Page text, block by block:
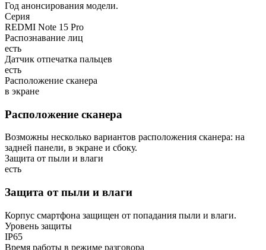
Год анонсирования модели.
Серия
REDMI Note 15 Pro
Распознавание лиц
есть
Датчик отпечатка пальцев
есть
Расположение сканера
в экране
Расположение сканера
Возможны несколько вариантов расположения сканера: на
задней панели, в экране и сбоку.
Защита от пыли и влаги
есть
Защита от пыли и влаги
Корпус смартфона защищен от попадания пыли и влаги.
Уровень защиты
IP65
Время работы в режиме разговора